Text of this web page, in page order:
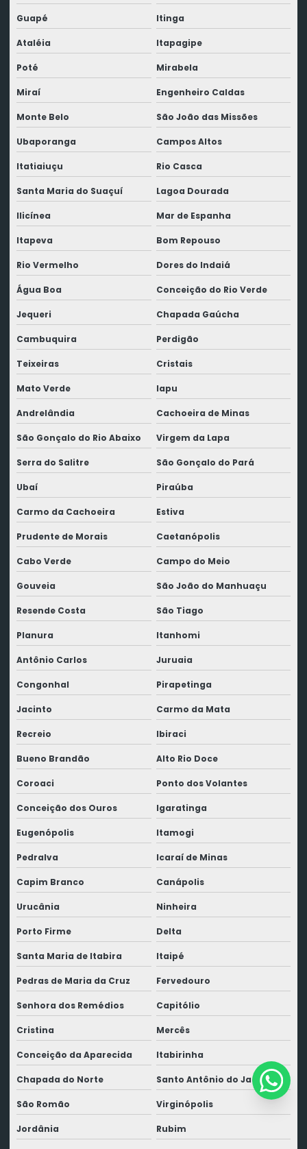
Guapé Itinga
Ataléia Itapagipe
Poté Mirabela
Miraí Engenheiro Caldas
Monte Belo São João das Missões
Ubaporanga Campos Altos
Itatiaiuçu Rio Casca
Santa Maria do Suaçuí Lagoa Dourada
Ilicínea Mar de Espanha
Itapeva Bom Repouso
Rio Vermelho Dores do Indaiá
Água Boa Conceição do Rio Verde
Jequeri Chapada Gaúcha
Cambuquira Perdigão
Teixeiras Cristais
Mato Verde Iapu
Andrelândia Cachoeira de Minas
São Gonçalo do Rio Abaixo Virgem da Lapa
Serra do Salitre São Gonçalo do Pará
Ubaí Piraúba
Carmo da Cachoeira Estiva
Prudente de Morais Caetanópolis
Cabo Verde Campo do Meio
Gouveia São João do Manhuaçu
Resende Costa São Tiago
Planura Itanhomi
Antônio Carlos Juruaia
Congonhal Pirapetinga
Jacinto Carmo da Mata
Recreio Ibiraci
Bueno Brandão Alto Rio Doce
Coroaci Ponto dos Volantes
Conceição dos Ouros Igaratinga
Eugenópolis Itamogi
Pedralva Icaraí de Minas
Capim Branco Canápolis
Urucânia Ninheira
Porto Firme Delta
Santa Maria de Itabira Itaipé
Pedras de Maria da Cruz Fervedouro
Senhora dos Remédios Capitólio
Cristina Mercês
Conceição da Aparecida Itabirinha
Chapada do Norte Santo Antônio do Jacinto
São Romão Virginópolis
Jordânia Rubim